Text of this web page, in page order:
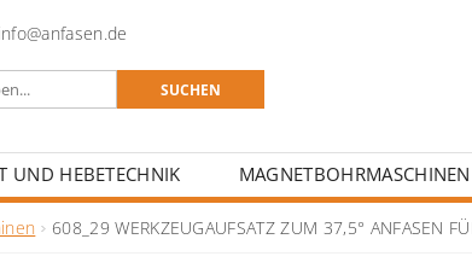
info@anfasen.de
UND HEBETECHNIK MAGNETBOHRMASCHINEN
608_29 WERKZEUGAUFSATZ ZUM 37,5° ANFASEN